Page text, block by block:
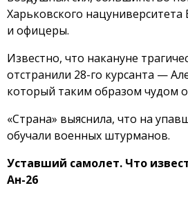
Харьковского
и офицеры.
Известно, что накануне
отстранили 28-го курсанта —
который таким образом чудом
«Страна» выяснила, что на
обучали военных штурманов.
Уставший самолет. Что
Ан-26